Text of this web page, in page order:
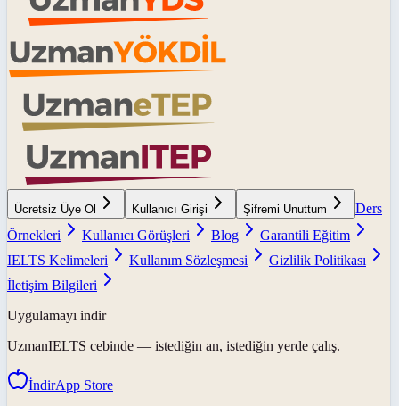
Ücretsiz Üye Ol Kullanıcı Girişi Şifremi Unuttum
Ders
Örnekleri
Kullanıcı Görüşleri Blog
Garantili Eğitim
IELTS Kelimeleri
Kullanım Sözleşmesi
Gizlilik Politikası
İletişim Bilgileri
Uygulamayı indir
UzmanIELTS cebinde — istediğin an, istediğin yerde çalış.
İndirApp Store